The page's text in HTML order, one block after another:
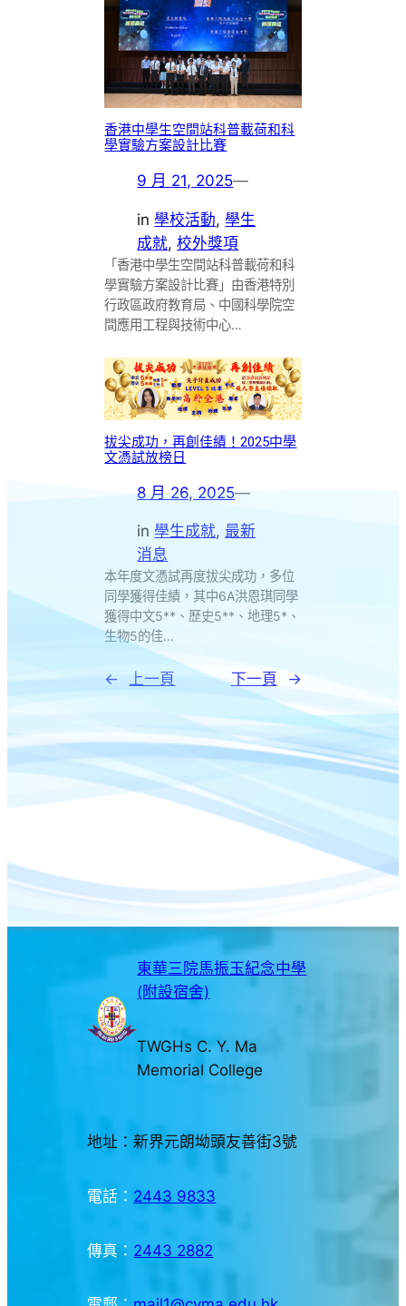
香港中學生空間站科普載荷和科
學實驗方案設計比賽
9 月 21, 2025—
in學校活動, 學生
成就, 校外獎項
「香港中學生空間站科普載荷和科
學實驗方案設計比賽」由香港特別
行政區政府教育局、中國科學院空
間應用工程與技術中心…
拔尖成功，再創佳績！2025中學
文憑試放榜日
8 月 26, 2025—
in 學生成就, 最新
消息
本年度文憑試再度拔尖成功，多位
同學獲得佳績，其中6A洪恩琪同學
獲得中文5**、歷史5**、地理5*、
生物5的佳…
← 上一頁 下一頁 →
東華三院馬振玉紀念中學
(附設宿舍)
TWGHs C. Y. Ma
Memorial College
地址：新界元朗坳頭友善街3號
電話： 2443 9833
傳真： 2443 2882